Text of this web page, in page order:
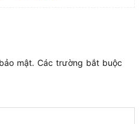
mật. Các trường bắt buộc